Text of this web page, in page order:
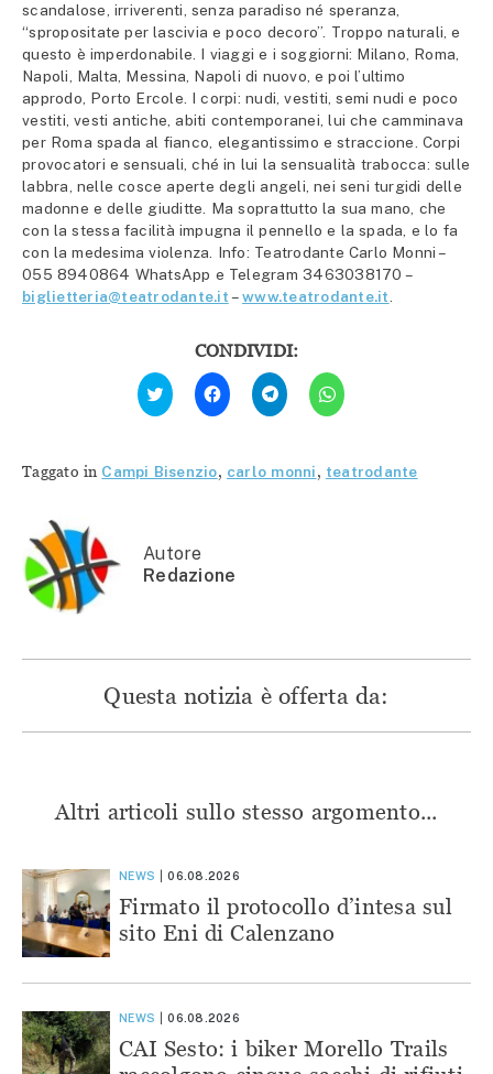
scandalose, irriverenti, senza paradiso né speranza,
“spropositate per lascivia e poco decoro”. Troppo naturali, e
questo è imperdonabile. I viaggi e i soggiorni: Milano, Roma,
Napoli, Malta, Messina, Napoli di nuovo, e poi l’ultimo
approdo, Porto Ercole. I corpi: nudi, vestiti, semi nudi e poco
vestiti, vesti antiche, abiti contemporanei, lui che camminava
per Roma spada al fianco, elegantissimo e straccione. Corpi
provocatori e sensuali, ché in lui la sensualità trabocca: sulle
labbra, nelle cosce aperte degli angeli, nei seni turgidi delle
madonne e delle giuditte. Ma soprattutto la sua mano, che
con la stessa facilità impugna il pennello e la spada, e lo fa
con la medesima violenza. Info: Teatrodante Carlo Monni –
055 8940864 WhatsApp e Telegram 3463038170 –
biglietteria@teatrodante.it–www.teatrodante.it
CONDIVIDI:
Fai
clic
qui
Twitter
(Si
finestra)
Fai
clic
per
condividere
(Si
apre
Fai
clic
per
condividere
(Si
apre
Fai
clic
per
(Si
apre
Taggato in Campi Bisenzio, carlo monni, teatrodante
Autore
Redazione
Questa notizia è offerta da:
Altri articoli sullo stesso argomento...
NEWS 06.08.2026
Firmato il protocollo d’intesa sul
sito Eni di Calenzano
NEWS 06.08.2026
CAI Sesto: i biker Morello Trails